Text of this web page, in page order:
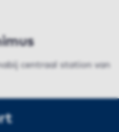
centraal station van